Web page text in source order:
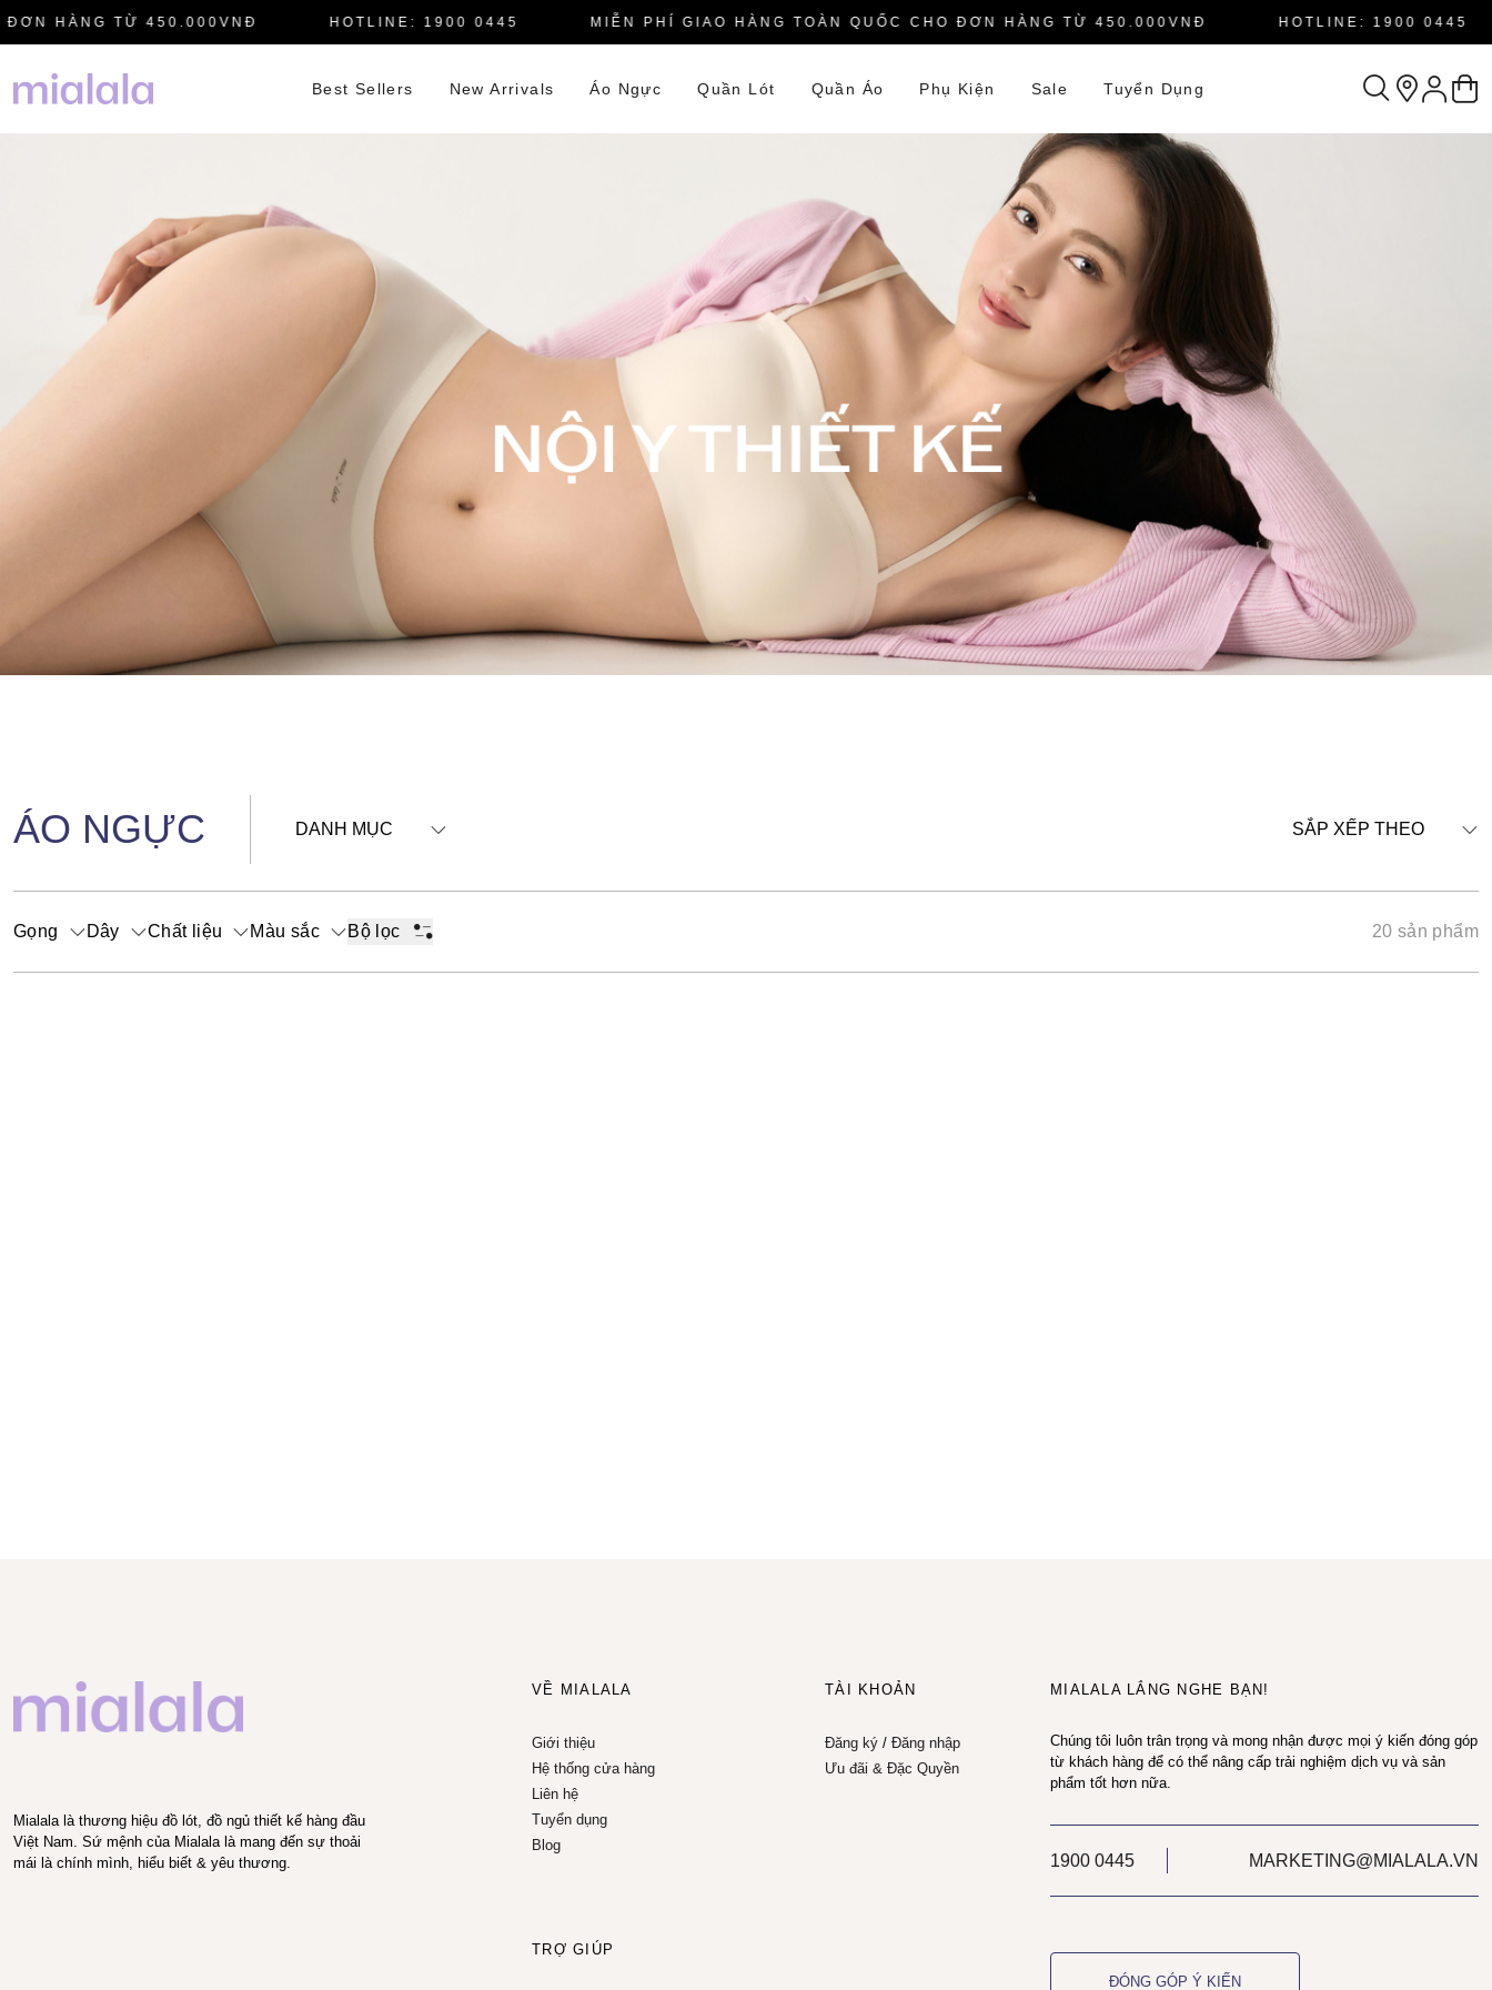
HÀNG TỪ 450.000VNĐ HOTLINE: 1900 0445 MIỄN PHÍ GIAO HÀNG TOÀN QUỐC CHO ĐƠN HÀNG TỪ 450.000VNĐ HOTLINE: 1900 0445
Best Sellers New Arrivals Áo Ngực Quần Lót Quần Áo Phụ Kiện Sale Tuyển Dụng
ÁO NGỰC DANH MỤC SẮP XẾP THEO
Gọng Dây Chất liệu Màu sắc Bộ lọc 20 sản phẩm
Mialala là thương hiệu đồ lót, đồ ngủ thiết kế hàng đầu
Việt Nam. Sứ mệnh của Mialala là mang đến sự thoải
mái là chính mình, hiểu biết & yêu thương.
VỀ MIALALA
Giới thiệu
Hệ thống cửa hàng
Liên hệ
Tuyển dụng
Blog
TÀI KHOẢN
Đăng ký/ Đăng nhập
Ưu đãi & Đặc Quyền
TRỢ GIÚP
MIALALA LẮNG NGHE BẠN!
Chúng tôi luôn trân trọng và mong nhận được mọi ý kiến đóng góp
từ khách hàng để có thể nâng cấp trải nghiệm dịch vụ và sản
phẩm tốt hơn nữa.
1900 0445 MARKETING@MIALALA.VN
ĐÓNG GÓP Ý KIẾN